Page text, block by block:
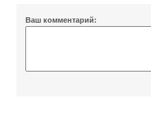
Ваш комментарий: